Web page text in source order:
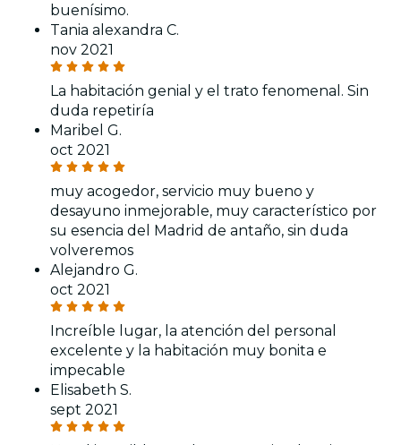
buenísimo.
Tania alexandra C.
nov 2021
La habitación genial y el trato fenomenal. Sin
duda repetiría
Maribel G.
oct 2021
muy acogedor, servicio muy bueno y
desayuno inmejorable, muy característico por
su esencia del Madrid de antaño, sin duda
volveremos
Alejandro G.
oct 2021
Increíble lugar, la atención del personal
excelente y la habitación muy bonita e
impecable
Elisabeth S.
sept 2021